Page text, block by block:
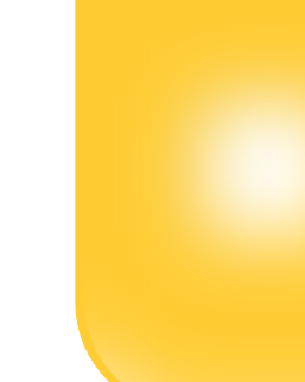
Dịch vụ vay được hỗ trợ bằng